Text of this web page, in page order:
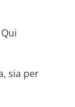
sia per